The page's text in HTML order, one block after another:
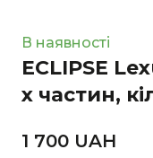
В наявності
ECLIPSE
х частин,
1 700 UAН